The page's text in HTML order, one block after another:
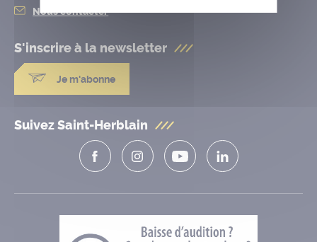
Nous contacter
S'inscrire à la newsletter
Je m'abonne
Suivez Saint-Herblain